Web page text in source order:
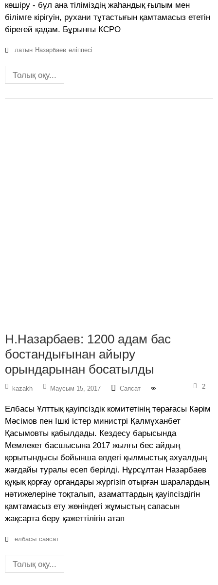
көшіру - бұл ана тіліміздің жаһандық ғылым мен
білімге кірігуін, рухани тұтастығын қамтамасыз ететін
бірегей қадам. Бұрынғы КСРО
латын Назарбаев әліппесі
Толық оқу...
Н.Назарбаев: 1200 адам бас
бостандығынан айыру
орындарынан босатылды
kazakh Маусым 15, 2017 Саясат 2
Елбасы Ұлттық қауіпсіздік комитетінің төрағасы Кәрім
Мәсімов пен Ішкі істер министрі Қалмұханбет
Қасымовты қабылдады. Кездесу барысында
Мемлекет басшысына 2017 жылғы бес айдың
қорытындысы бойынша елдегі қылмыстық ахуалдың
жағдайы туралы есеп берілді. Нұрсұлтан Назарбаев
құқық қорғау органдары жүргізіп отырған шаралардың
нәтижелеріне тоқталып, азаматтардың қауіпсіздігін
қамтамасыз ету жөніндегі жұмыстың сапасын
жақсарта беру қажеттілігін атап
елбасы саясат
Толық оқу...